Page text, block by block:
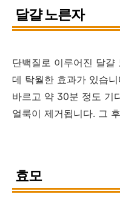
달걀 노른자
단백질로 이루어진 달걀
데 탁월한 효과가 있습
바르고 약 30분 정도 기
얼룩이 제거됩니다. 그
효모